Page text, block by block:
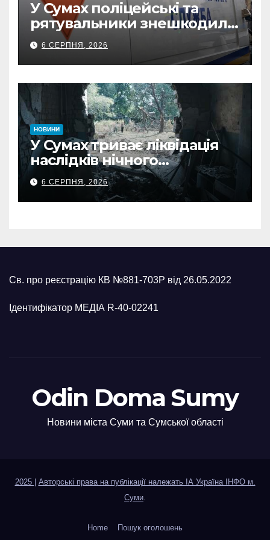
У Сумах поліцейські та
рятувальники знешкодили
500-кілограмову авіабомбу
росіян
6 СЕРПНЯ, 2026
НОВИНИ
У Сумах триває ліквідація
наслідків нічного
масованого удару КАБами
6 СЕРПНЯ, 2026
Св. про реєстрацію КВ №881-703Р від 26.05.2022
Ідентифікатор МЕДІА R-40-02241
Odin Doma Sumy
Новини міста Суми та Сумської області
2025
Авторські права на публікації належать ІА Україна ІНФО м.
Суми.
Home Пошук оголошень